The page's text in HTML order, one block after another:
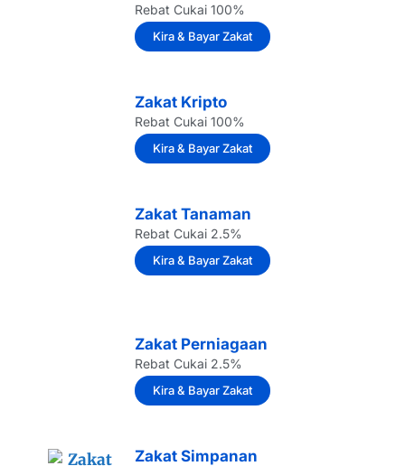
Rebat Cukai 100%
Kira & Bayar Zakat
Zakat Kripto
Rebat Cukai 100%
Kira & Bayar Zakat
Zakat Tanaman
Rebat Cukai 2.5%
Kira & Bayar Zakat
Zakat Perniagaan
Rebat Cukai 2.5%
Kira & Bayar Zakat
Zakat Simpanan